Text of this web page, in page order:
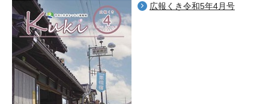
広報くき令和5年4月号